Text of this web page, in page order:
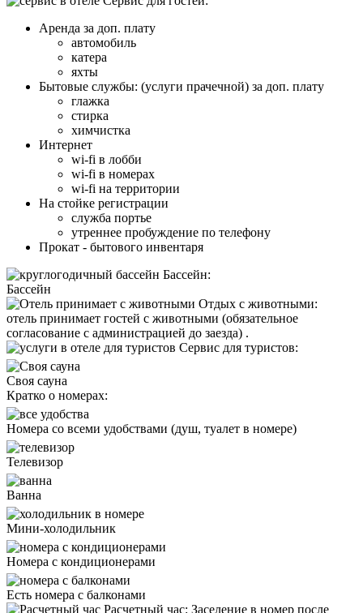
Аренда за доп. плату
автомобиль
катера
яхты
Бытовые службы: (услуги прачечной) за доп. плату
глажка
стирка
химчистка
Интернет
wi-fi в лобби
wi-fi в номерах
wi-fi на территории
На стойке регистрации
служба портье
утреннее пробуждение по телефону
Прокат - бытового инвентаря
Бассейн:
Бассейн
Отдых с животными:
отель принимает гостей с животными (обязательное
согласование с администрацией до заезда) .
Сервис для туристов:
Cвоя сауна
Кратко о номерах:
Номера со всеми удобствами (душ, туалет в номере)
Телевизор
Ванна
Мини-холодильник
Номера с кондиционерами
Есть номера с балконами
Расчетный час: Заселение в номер после